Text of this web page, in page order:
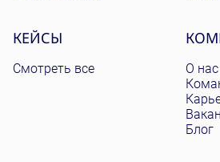
КЕЙСЫ
Смотреть все
О нас
Блог